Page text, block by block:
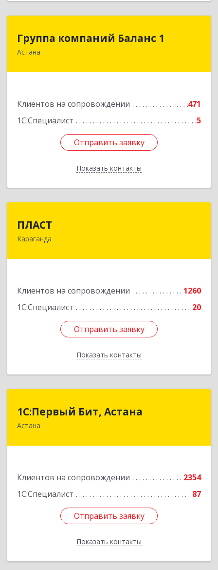
Группа компаний Баланс 1
Астана
Клиентов на сопровождении
471
1С:Специалист
5
Отправить заявку
Показать контакты
Группа компаний Баланс 1
010000 Республика Казахстан, г. Нур-Султан,
Подробнее
Отправить заявку
Назад
ПЛАСТ
Караганда
Клиентов на сопровождении
1260
1С:Специалист
20
Отправить заявку
Показать контакты
100009,Казахстан,г.Караганда, ул.Кривогуза,
Отправить заявку
Назад
1С:Первый Бит, Астана
Астана
Клиентов на сопровождении
2354
1С:Специалист
87
Отправить заявку
Показать контакты
Отправить заявку
Назад